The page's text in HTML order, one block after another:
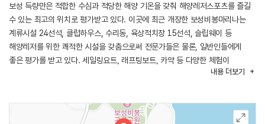
보성 득량만은 적합한 수심과 적당한 해양 기온을 갖춰 해양레저스포츠를 즐길
수 있는 최고의 위치로 평가받고 있다. 이곳에 최근 개장한 보성비봉마리나는
계류시설 24선석, 클럽하우스, 수리동, 육상적치장 15선석, 슬립웨이 등
해양레저를 위한 쾌적한 시설을 갖춤으로써 전문가들은 물론, 일반인들에게
좋은 평가를 받고 있다. 세일링요트, 래프팅보트, 카약 등 다양한 체험이
준비되어 있으며 체험 종류별로 전문 강사진으로부터 자세한 원리와 방법을
있다. 체험신청은 보성비봉마리나로 하면 되고 현장접수도 가능하며 선착순으로
원하는 날짜, 원하는 시간에 체험이 가능하다.
내용 더보기